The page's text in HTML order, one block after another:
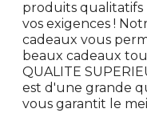
produits qualitatifs
vos exigences !
cadeaux vous
beaux cadeaux
QUALITE
est d'une grande
vous garantit le